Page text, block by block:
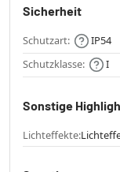
Sicherheit
Schutzart:
IP54
Schutzklasse:
I
Sonstige
Lichteffekte: